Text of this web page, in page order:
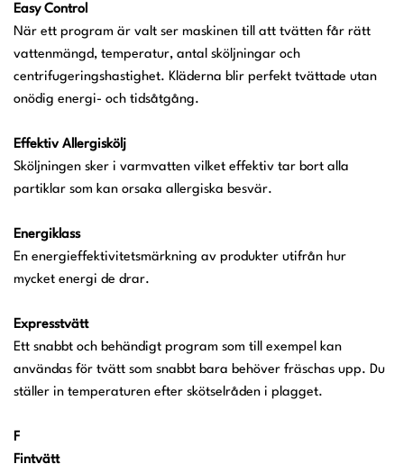
Easy Control
När ett program är valt ser maskinen till att tvätten får rätt
vattenmängd, temperatur, antal sköljningar och
centrifugeringshastighet. Kläderna blir perfekt tvättade utan
onödig energi- och tidsåtgång.
Effektiv Allergiskölj
Sköljningen sker i varmvatten vilket effektiv tar bort alla
partiklar som kan orsaka allergiska besvär.
Energiklass
En energieffektivitetsmärkning av produkter utifrån hur
mycket energi de drar.
Expresstvätt
Ett snabbt och behändigt program som till exempel kan
användas för tvätt som snabbt bara behöver fräschas upp. Du
ställer in temperaturen efter skötselråden i plagget.
F
Fintvätt